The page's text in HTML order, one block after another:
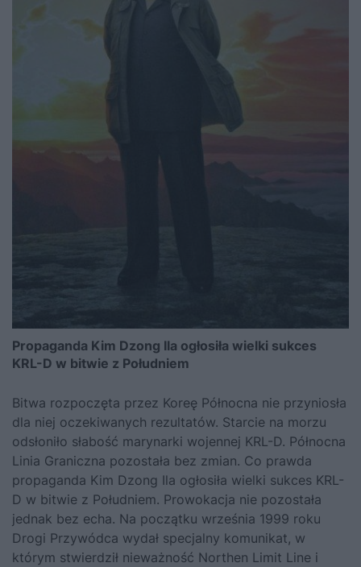
Propaganda Kim Dzong Ila ogłosiła wielki sukces
KRL-D w bitwie z Południem
Bitwa rozpoczęta przez Koreę Północna nie przyniosła
dla niej oczekiwanych rezultatów. Starcie na morzu
odsłoniło słabość marynarki wojennej KRL-D. Północna
Linia Graniczna pozostała bez zmian. Co prawda
propaganda Kim Dzong Ila ogłosiła wielki sukces KRL-
D w bitwie z Południem. Prowokacja nie pozostała
jednak bez echa. Na początku września 1999 roku
Drogi Przywódca wydał specjalny komunikat, w
którym stwierdził nieważność Northen Limit Line i